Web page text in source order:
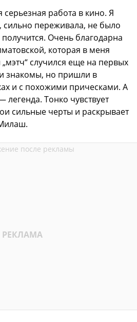
работа в кино. Я
сильно переживала, не было
Очень благодарна
которая в меня
случился еще на первых
знакомы, но пришли в
и с похожими прическами. А
Тонко чувствует
сильные черты и раскрывает